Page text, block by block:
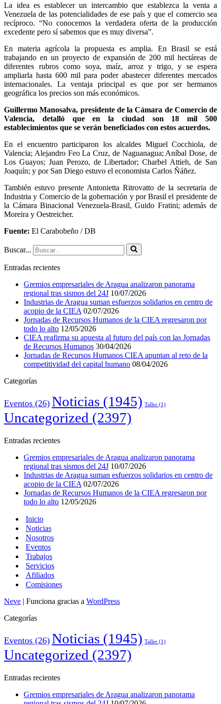
La idea es establecer un intercambio que establezca la venta a
Venezuela de las potencialidades de ese país y que el comercio sea
recíproco. “No conocemos la verdadera oferta de la producción
excedente pero sí sabemos que es muy diversa”.
En materia agrícola la propuesta es amplia. En Brasil se está
trabajando en un proyecto de expansión de 200 mil hectáreas de
diferentes rubros como soya, maíz, arroz y trigo, y se espera
ampliarla hasta 600 mil para poder abastecer diferentes mercados
internacionales. La ventaja principal es que por ser hermanos
geográfica los precios son más económicos.
Guillermo Manosalva, presidente de la Cámara de Comercio de
Valencia, detalló que en la ciudad son 18 mil 500
establecimientos que se verán beneficiados con estos acuerdos.
En el encuentro participaron los alcaldes Miguel Cocchiola, de
Valencia; Alejandro Feo La Cruz, de Naguanagua; Aníbal Dose, de
Los Guayos; Juan Perozo, de Libertador; Charbel Attieh, de San
Joaquín; y por San Diego estuvo el economista Carlos Ñáñez.
También estuvo presente Antonietta Ritrovatto de la secretaria de
Industria y Comercio de la gobernación y por Brasil el presidente de
la Cámara Binacional Venezuela-Brasil, Guido Fratini; además de
Moreira y Oestreicher.
Fuente: El Carabobeño / DB
Buscar...
Entradas recientes
Gremios empresariales de Aragua analizaron panorama
regional tras sismos del 24J 10/07/2026
Industrias de Aragua suman esfuerzos solidarios en centro de
acopio de la CIEA 02/07/2026
Jornadas de Recursos Humanos de la CIEA regresaron por
todo lo alto 12/05/2026
CIEA reafirma su apuesta al futuro del país con las Jornadas
de Recursos Humanos 30/04/2026
Jornadas de Recursos Humanos CIEA apuntan al reto de la
competitividad del capital humano 08/04/2026
Categorías
Eventos (26) Noticias (1945) Taller (1)
Uncategorized (2397)
Entradas recientes
Gremios empresariales de Aragua analizaron panorama
regional tras sismos del 24J 10/07/2026
Industrias de Aragua suman esfuerzos solidarios en centro de
acopio de la CIEA 02/07/2026
Jornadas de Recursos Humanos de la CIEA regresaron por
todo lo alto 12/05/2026
Inicio
Noticias
Nosotros
Eventos
Trabajos
Servicios
Afiliados
Comisiones
Neve | Funciona gracias a WordPress
Categorías
Eventos (26) Noticias (1945) Taller (1)
Uncategorized (2397)
Entradas recientes
Gremios empresariales de Aragua analizaron panorama